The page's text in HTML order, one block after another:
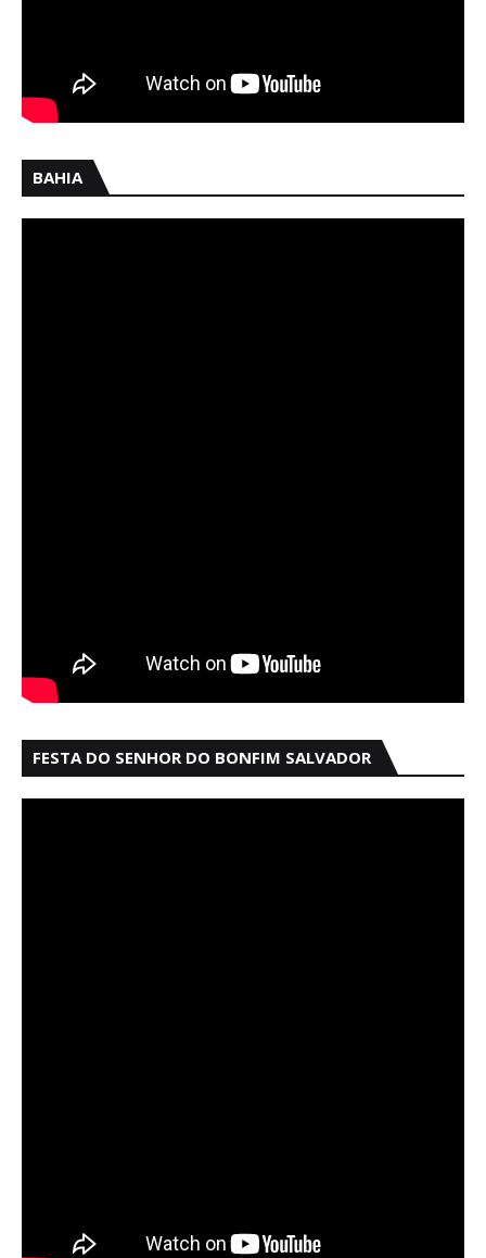
BAHIA
FESTA DO SENHOR DO BONFIM SALVADOR